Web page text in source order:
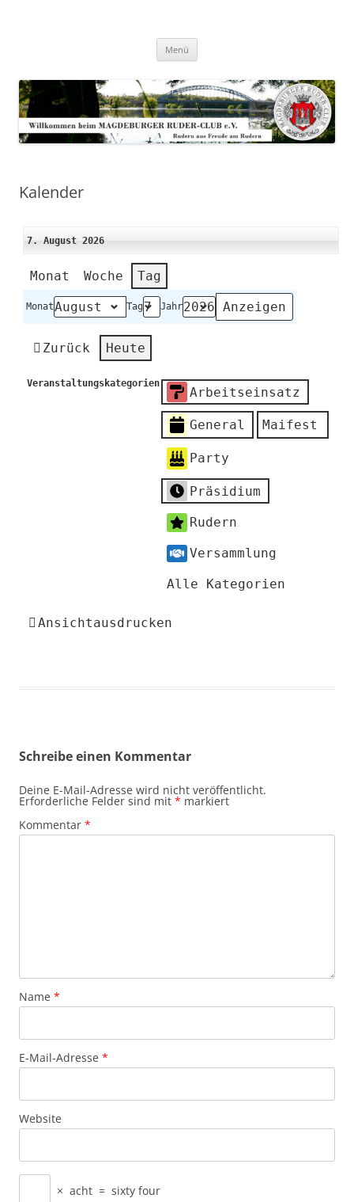
Menü
Kalender
7. August 2026
Monat Woche Tag
Monat Tag Jahr
Zurück Heute
Veranstaltungskategorien
Arbeitseinsatz
General Maifest
Party
Präsidium
Rudern
Versammlung
Alle Kategorien
Ansichtausdrucken
Schreibe einen Kommentar
Deine E-Mail-Adresse wird nicht veröffentlicht.
Erforderliche Felder sind mit * markiert
Kommentar *
Name *
E-Mail-Adresse *
Website
× acht = sixty four